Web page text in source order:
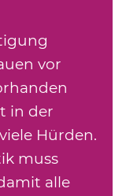
vor
in der
Hürden.
muss
alle